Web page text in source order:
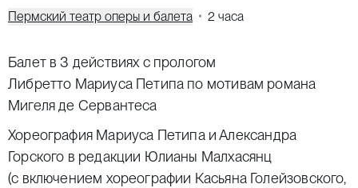
Пермский театр оперы и балета 2 часа
Балет в 3 действиях с прологом
Либретто Мариуса Петипа по мотивам романа
Мигеля де Сервантеса
Хореография Мариуса Петипа и Александра
Горского в редакции Юлианы Малхасянц
(с включением хореографии Касьяна Голейзовского,